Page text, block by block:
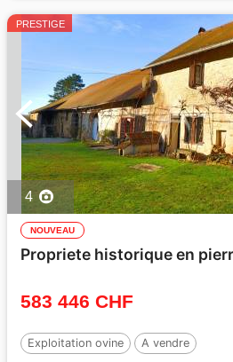
PRESTIGE
4
NOUVEAU
Propriete historique en
583 446 CHF
Exploitation ovine A vendre